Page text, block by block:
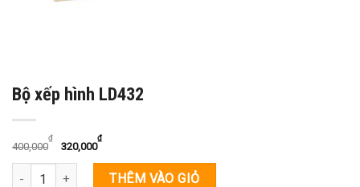
Bộ xếp hình LD432
400,000
₫
320,000
₫
Số lượng THÊM VÀO GIỎ